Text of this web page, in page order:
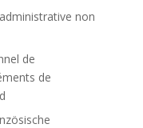
non
de
de